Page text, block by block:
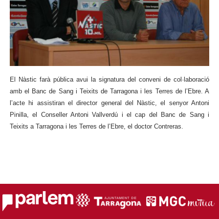
El Nàstic farà pública avui la signatura del conveni de col·laboració
amb el Banc de Sang i Teixits de Tarragona i les Terres de l’Ebre. A
l’acte hi assistiran el director general del Nàstic, el senyor Antoni
Pinilla, el Conseller Antoni Vallverdú i el cap del Banc de Sang i
Teixits a Tarragona i les Terres de l’Ebre, el doctor Contreras.